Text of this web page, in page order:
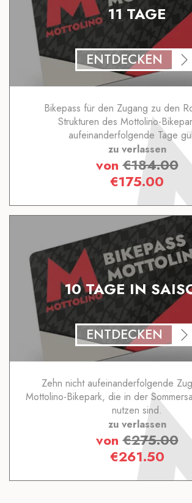
11 TAGE
ENTDECKEN
Bikepass für den Zugang zu den
Strukturen des Mottolino-
aufeinanderfolgende Tage
zu verlassen
von€184.00
€175.00
10 TAGE IN
ENTDECKEN
Zehn nicht aufeinanderfolgende
Mottolino-Bikepark, die in der
nutzen sind.
zu verlassen
von€275.00
€261.50